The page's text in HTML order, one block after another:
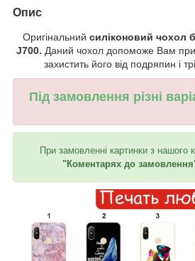
Опис
Оригінальний силіконовий чохол
J700. Даний чохол допоможе Вам
захистить його від подряпин і
Під замовлення різні
При замовленні картинки з нашого
"Коментарях до